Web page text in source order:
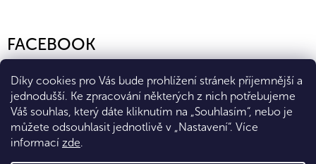
Díky cookies pro Vás bude prohlížení stránek příjemnější a
jednodušší. Ke zpracování některých z nich potřebujeme
Váš souhlas, který dáte kliknutím na „Souhlasím“, nebo je
můžete odsouhlasit jednotlivě v „Nastavení“. Více
informací zde.
FACEBOOK